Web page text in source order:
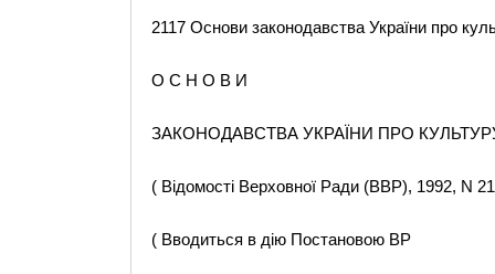
2117 Основи законодавства України про
О С Н О В И
ЗАКОНОДАВСТВА УКРАЇНИ ПРО
( Відомості Верховної Ради (ВВР), 1992, N
( Вводиться в дію Постановою ВР